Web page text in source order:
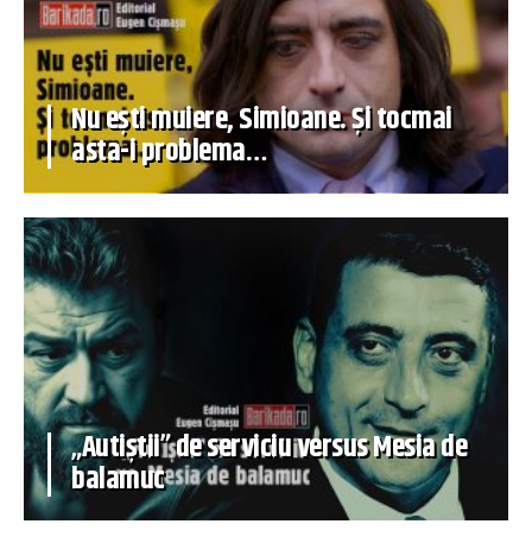
Nu ești muiere, Simioane. Și tocmai
asta-i problema…
„Autiștii” de serviciu versus Mesia de
balamuc